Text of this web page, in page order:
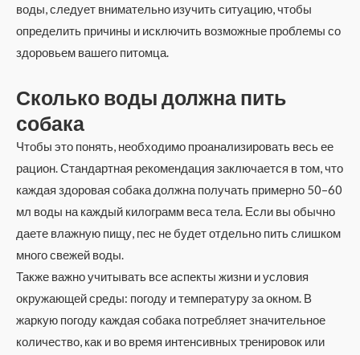
воды, следует внимательно изучить ситуацию, чтобы
определить причины и исключить возможные проблемы со
здоровьем вашего питомца.
Сколько воды должна пить
собака
Чтобы это понять, необходимо проанализировать весь ее
рацион. Стандартная рекомендация заключается в том, что
каждая здоровая собака должна получать примерно 50–60
мл воды на каждый килограмм веса тела. Если вы обычно
даете влажную пищу, пес не будет отдельно пить слишком
много свежей воды.
Также важно учитывать все аспекты жизни и условия
окружающей среды: погоду и температуру за окном. В
жаркую погоду каждая собака потребляет значительное
количество, как и во время интенсивных тренировок или